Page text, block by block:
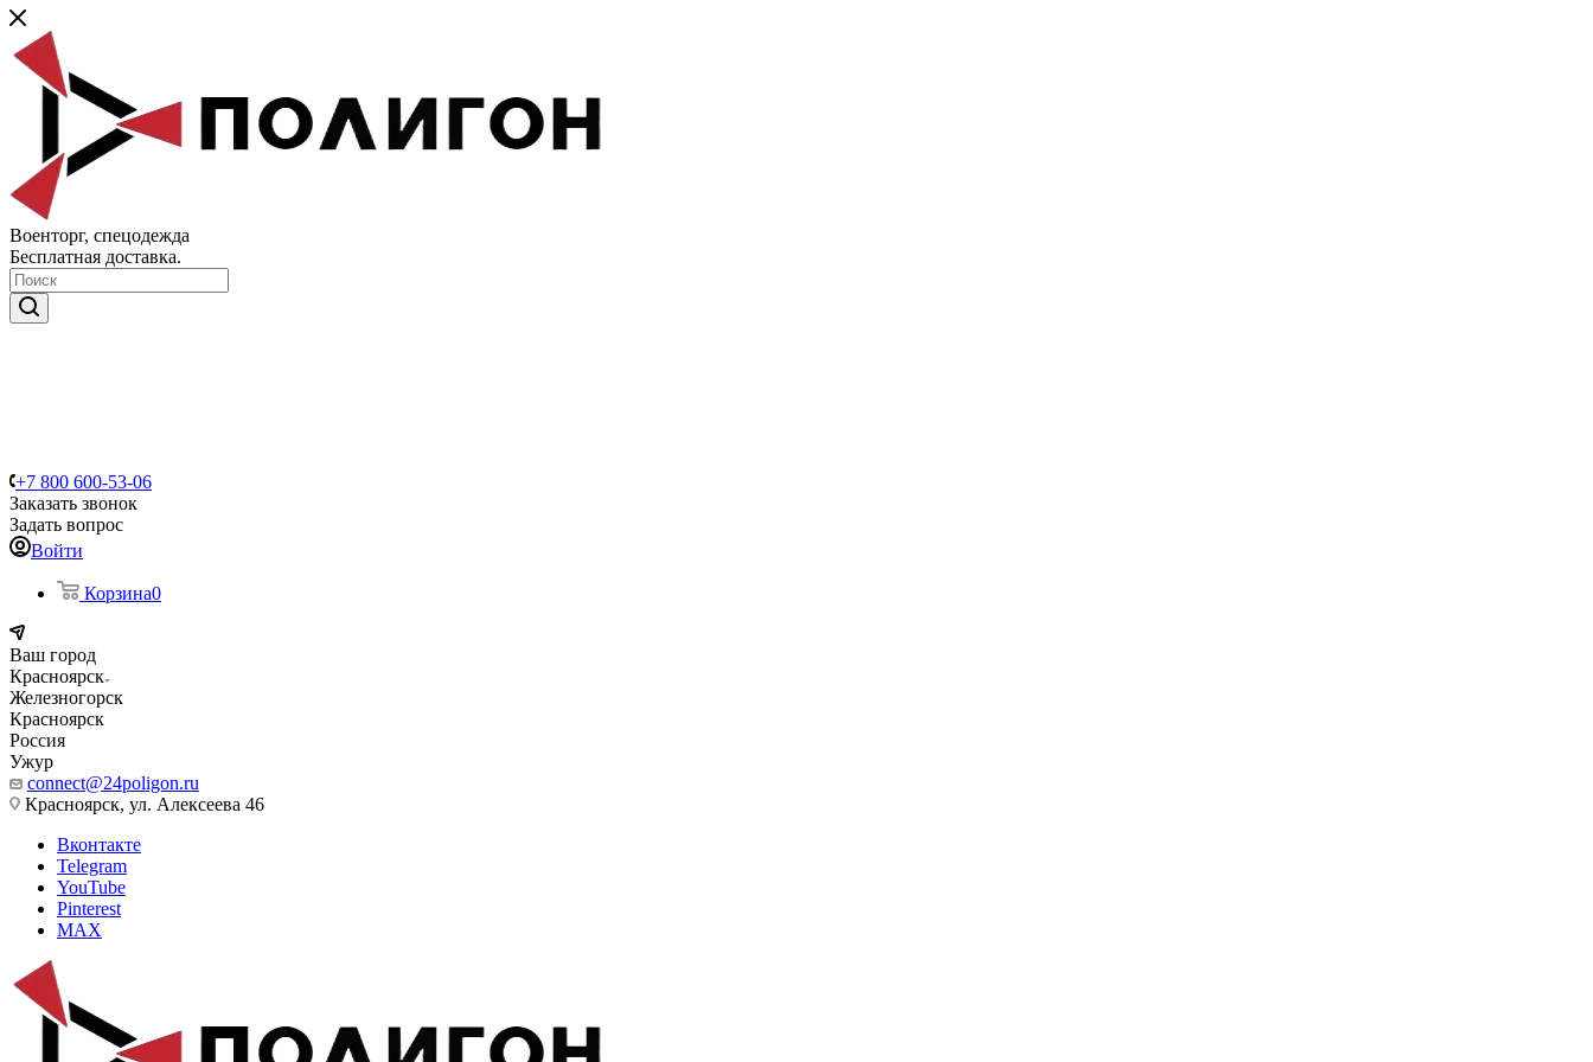
Военторг, спецодежда
Бесплатная доставка.
+7 800 600-53-06
Заказать звонок
Задать вопрос
Войти
Корзина0
Ваш город
Красноярск
Железногорск
Красноярск
Россия
Ужур
connect@24poligon.ru
Красноярск, ул. Алексеева 46
Вконтакте
Telegram
YouTube
Pinterest
MAX